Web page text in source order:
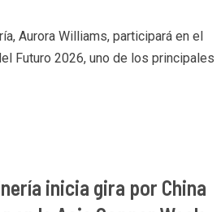
Aurora Williams, participará en el
Futuro 2026, uno de los principales
inicia gira por China